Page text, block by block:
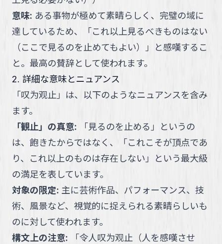
意味: ある事物が極めて素晴らしく、完璧の域に
達しているため、「これ以上見るべきものはない
（ここで見るのを止めてもよい）」と感嘆するこ
と。最高の賛辞として使われます。
2. 詳細な意味とニュアンス
「叹为观止 」 は、以下のようなニュアンスを含み
ます。
「観止」の真意:
「見るのを止める」というの
は、飽きたからではなく、「これこそが頂点であ
り、これ以上のものは存在しない」という最大級
の満足を表しています。
対象の限定: 主に芸術作品、パフォーマンス、技
術、風景など、視覚的に捉えられる素晴らしいも
のに対して使われます。
構文上の注意:
「令人叹为观止（人を感嘆させ